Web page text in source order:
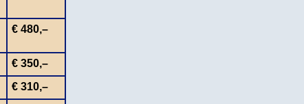
€ 480,–
€ 350,–
€ 310,–